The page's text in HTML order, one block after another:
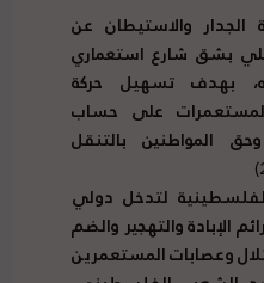
الجدار والاستيطان عن
بشق شارع استعماري
بهدف تسهيل حركة
على حساب
المواطنين بالتنقل
الفلسطينية لتدخل دولي
الإبادة والتهجير والضم
وعصابات المستعمرين